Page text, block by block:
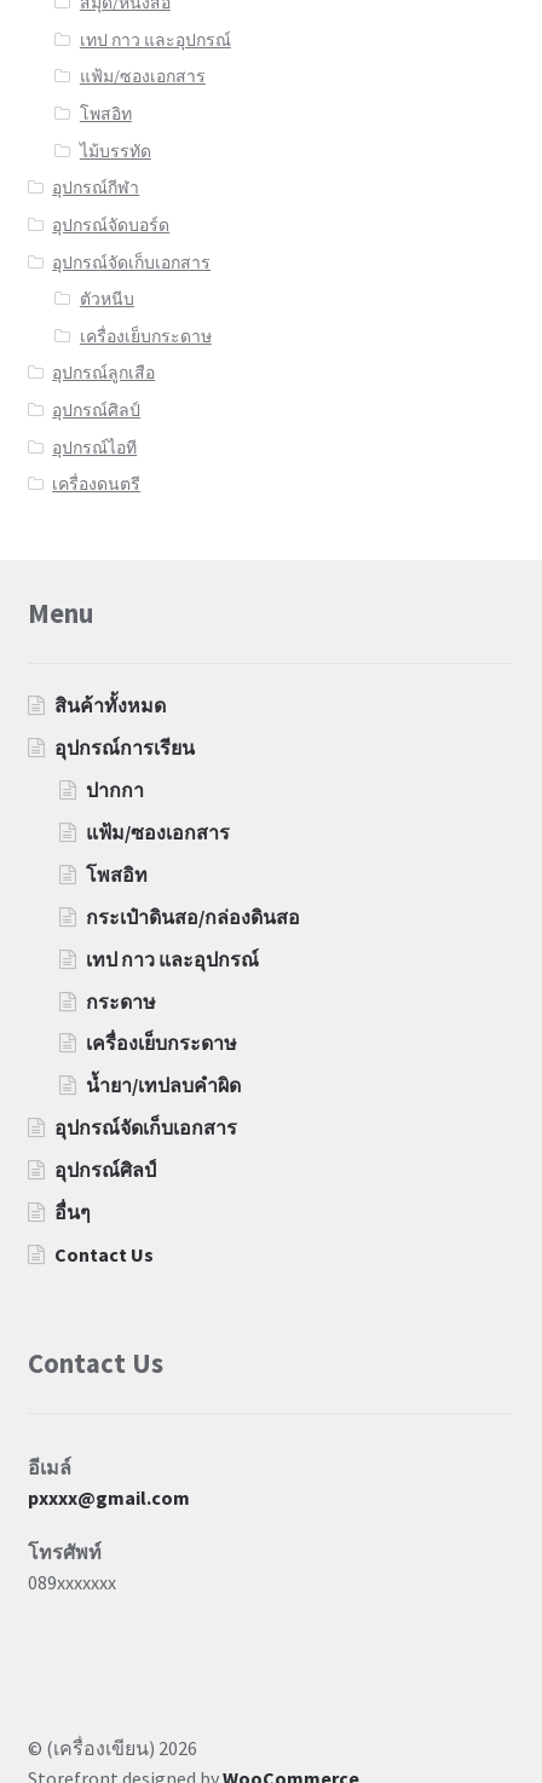
เทป กาว และอุปกรณ์
แฟ้ม/ซองเอกสาร
โพสอิท
ไม้บรรทัด
อุปกรณ์กีฬา
อุปกรณ์จัดบอร์ด
อุปกรณ์จัดเก็บเอกสาร
ตัวหนีบ
เครื่องเย็บกระดาษ
อุปกรณ์ลูกเสือ
อุปกรณ์ศิลป์
อุปกรณ์ไอที
เครื่องดนตรี
Menu
สินค้าทั้งหมด
อุปกรณ์การเรียน
ปากกา
แฟ้ม/ซองเอกสาร
โพสอิท
กระเป๋าดินสอ/กล่องดินสอ
เทป กาว และอุปกรณ์
กระดาษ
เครื่องเย็บกระดาษ
น้ำยา/เทปลบคำผิด
อุปกรณ์จัดเก็บเอกสาร
อุปกรณ์ศิลป์
อื่นๆ
Contact Us
Contact Us
อีเมล์
pxxxx@gmail.com
โทรศัพท์
089xxxxxxx
© (เครื่องเขียน) 2026
Storefront designed byWooCommerce.